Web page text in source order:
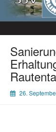
26.